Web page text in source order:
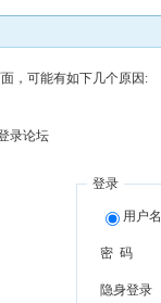
，可能有如下几个原因:
录论坛
登录
用户名
密 码
隐身登录